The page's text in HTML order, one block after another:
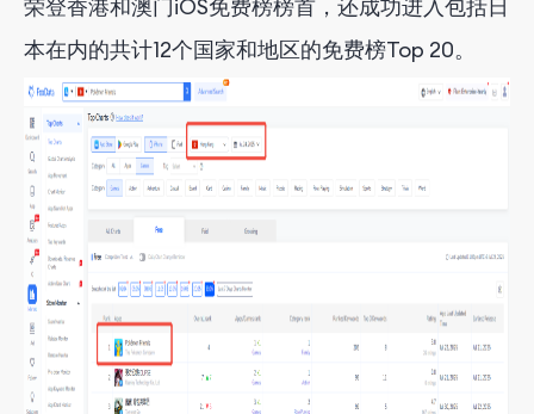
荣登香港和澳门iOS免费榜榜首，还成功进入包括日
本在内的共计12个国家和地区的免费榜Top 20。